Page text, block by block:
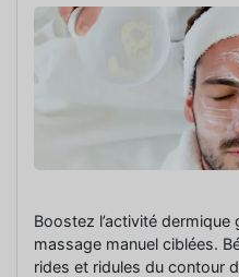
Boostez l’activité
massage manuel ciblées.
rides et ridules du contour